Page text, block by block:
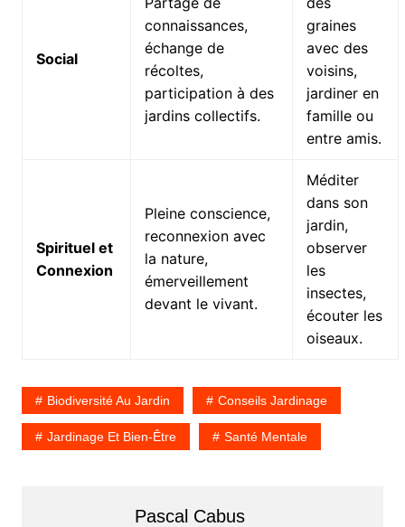
Social
connaissances,
échange de
récoltes,
participation à des
jardins collectifs.
graines
avec des
voisins,
jardiner en
famille ou
entre amis.
Spirituel et
Connexion
Pleine conscience,
reconnexion avec
la nature,
émerveillement
devant le vivant.
Méditer
dans son
jardin,
observer
les
insectes,
écouter les
oiseaux.
Biodiversité Au Jardin Conseils Jardinage
Jardinage Et Bien-Être Santé Mentale
Pascal Cabus